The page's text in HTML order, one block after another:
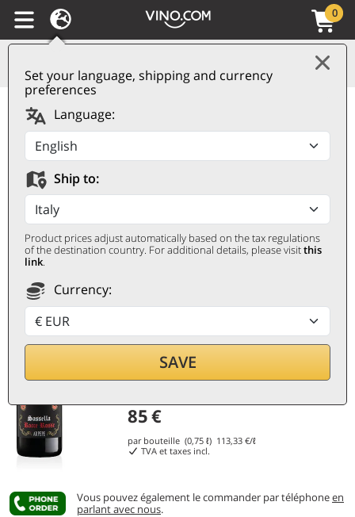
Set your language, shipping and currency
preferences
Language:
Ship to:
Product prices adjust automatically based on the tax regulations
of the destination country. For additional details, please visitthis
link.
Currency:
SAVE
0
Valtellina Superiore
Sassella Riserva DOC
Rocce Rosse 2018
ArPePe
ARPEPE
0,75 ℓ
85€
par bouteille (0,75 ℓ) 113,33 €/ℓ
TVA et taxes incl.
Vous pouvez également le commander par téléphoneen
parlant avec nous.